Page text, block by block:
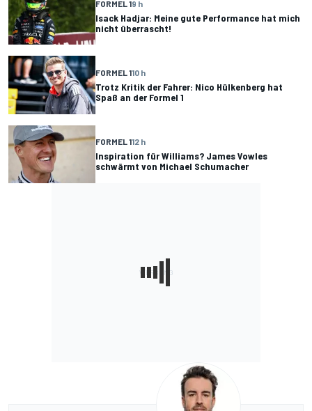
FORMEL 19 h
Isack Hadjar: Meine gute Performance hat mich
nicht überrascht!
FORMEL 110 h
Trotz Kritik der Fahrer: Nico Hülkenberg hat
Spaß an der Formel 1
FORMEL 112 h
Inspiration für Williams? James Vowles
schwärmt von Michael Schumacher